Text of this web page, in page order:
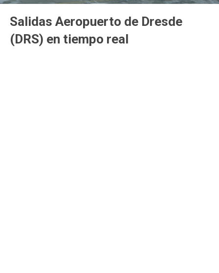
Salidas Aeropuerto de Dresde
(DRS) en tiempo real